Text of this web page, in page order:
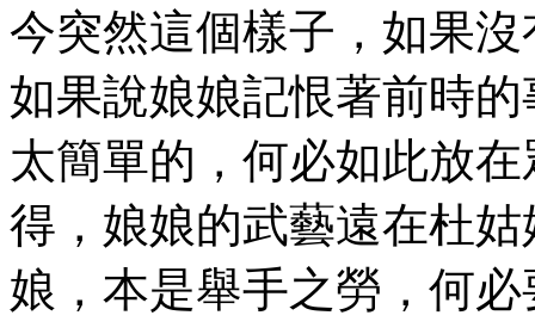
今突然這個樣子，如果
如果說娘娘記恨著前時
太簡單的，何必如此放
得，娘娘的武藝遠在杜
娘，本是舉手之勞，何